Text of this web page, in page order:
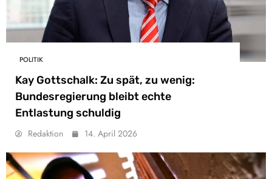
POLITIK
Kay Gottschalk: Zu spät, zu wenig:
Bundesregierung bleibt echte
Entlastung schuldig
Redaktion 14. April 2026